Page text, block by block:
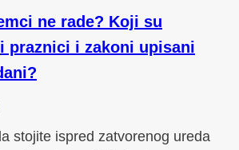
ne rade? Koji su
praznici i zakoni upisani
stojite ispred zatvorenog ureda